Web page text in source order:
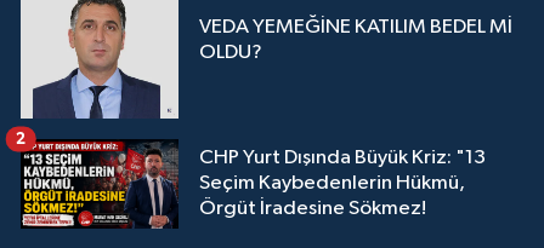
VEDA YEMEĞİNE KATILIM BEDEL Mİ
OLDU?
CHP Yurt Dışında Büyük Kriz: "13
Seçim Kaybedenlerin Hükmü,
Örgüt İradesine Sökmez!
2